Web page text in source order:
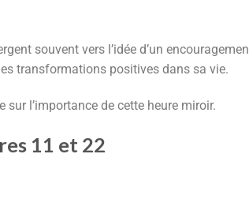
souvent vers l’idée d’un
transformations positives dans sa vie.
l’importance de cette heure miroir.
11 et 22